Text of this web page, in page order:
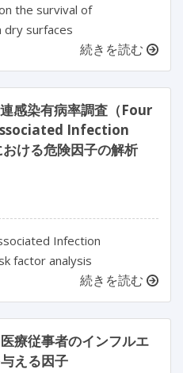
the survival of
dry surfaces
続きを読む
感染有病率調査（Four
Infection
ける危険因子の解析
Infection
factor analysis
続きを読む
療従事者のインフルエ
える因子